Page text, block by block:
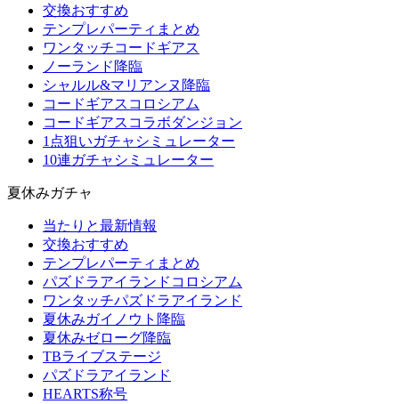
交換おすすめ
テンプレパーティまとめ
ワンタッチコードギアス
ノーランド降臨
シャルル&マリアンヌ降臨
コードギアスコロシアム
コードギアスコラボダンジョン
1点狙いガチャシミュレーター
10連ガチャシミュレーター
夏休みガチャ
当たりと最新情報
交換おすすめ
テンプレパーティまとめ
パズドラアイランドコロシアム
ワンタッチパズドラアイランド
夏休みガイノウト降臨
夏休みゼローグ降臨
TBライブステージ
パズドラアイランド
HEARTS称号